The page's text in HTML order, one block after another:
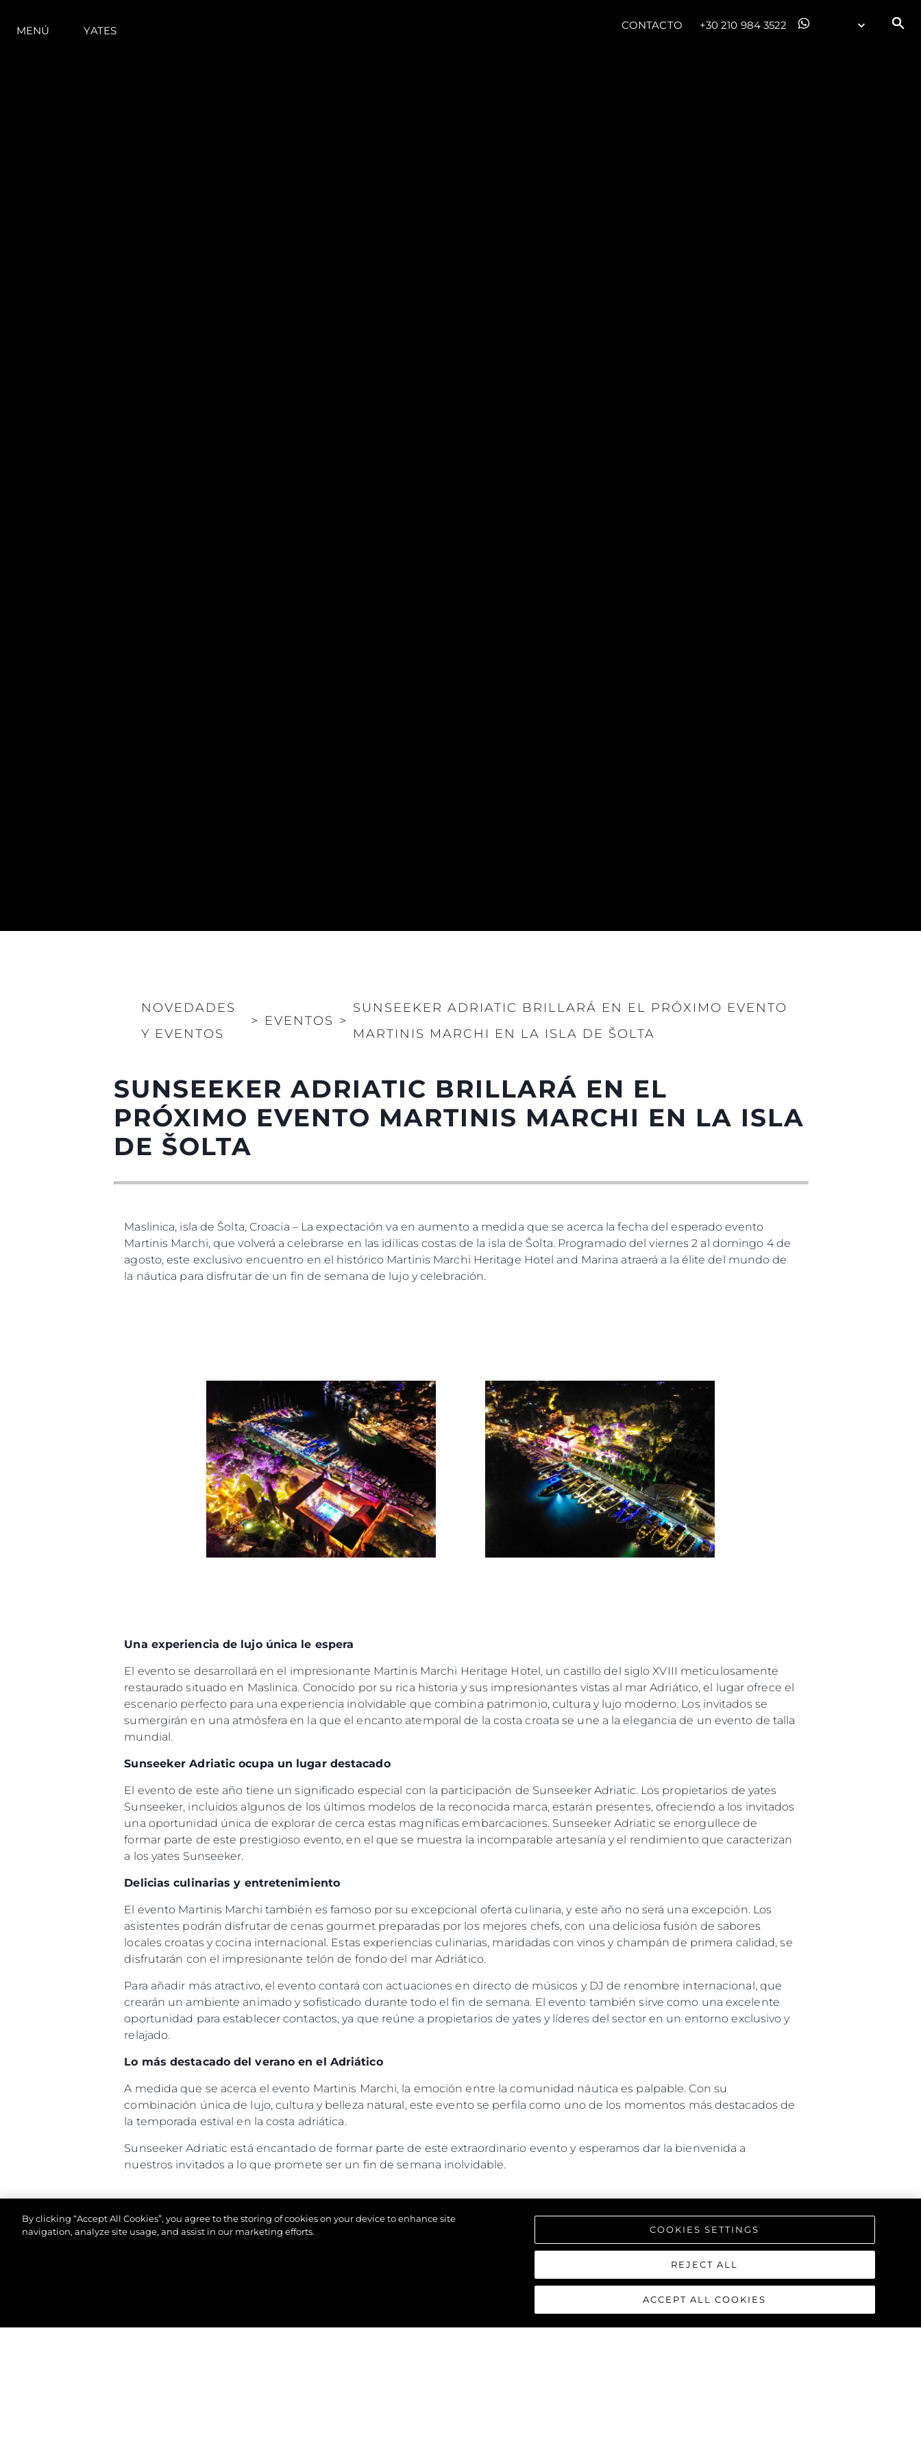
MENÚ YATES CONTACTO +30 210 984 3522
NOVEDADES
Y EVENTOS
> EVENTOS >
SUNSEEKER ADRIATIC BRILLARÁ EN EL PRÓXIMO EVENTO
MARTINIS MARCHI EN LA ISLA DE ŠOLTA
SUNSEEKER ADRIATIC BRILLARÁ EN EL
PRÓXIMO EVENTO MARTINIS MARCHI EN LA ISLA
DE ŠOLTA
Maslinica, isla de Šolta, Croacia – La expectación va en aumento a medida que se acerca la fecha del esperado evento
Martinis Marchi, que volverá a celebrarse en las idílicas costas de la isla de Šolta. Programado del viernes 2 al domingo 4 de
agosto, este exclusivo encuentro en el histórico Martinis Marchi Heritage Hotel and Marina atraerá a la élite del mundo de
la náutica para disfrutar de un fin de semana de lujo y celebración.
Una experiencia de lujo única le espera
El evento se desarrollará en el impresionante Martinis Marchi Heritage Hotel, un castillo del siglo XVIII meticulosamente
restaurado situado en Maslinica. Conocido por su rica historia y sus impresionantes vistas al mar Adriático, el lugar ofrece el
escenario perfecto para una experiencia inolvidable que combina patrimonio, cultura y lujo moderno. Los invitados se
sumergirán en una atmósfera en la que el encanto atemporal de la costa croata se une a la elegancia de un evento de talla
mundial.
Sunseeker Adriatic ocupa un lugar destacado
El evento de este año tiene un significado especial con la participación de Sunseeker Adriatic. Los propietarios de yates
Sunseeker, incluidos algunos de los últimos modelos de la reconocida marca, estarán presentes, ofreciendo a los invitados
una oportunidad única de explorar de cerca estas magníficas embarcaciones. Sunseeker Adriatic se enorgullece de
formar parte de este prestigioso evento, en el que se muestra la incomparable artesanía y el rendimiento que caracterizan
a los yates Sunseeker.
Delicias culinarias y entretenimiento
El evento Martinis Marchi también es famoso por su excepcional oferta culinaria, y este año no será una excepción. Los
asistentes podrán disfrutar de cenas gourmet preparadas por los mejores chefs, con una deliciosa fusión de sabores
locales croatas y cocina internacional. Estas experiencias culinarias, maridadas con vinos y champán de primera calidad, se
disfrutarán con el impresionante telón de fondo del mar Adriático.
Para añadir más atractivo, el evento contará con actuaciones en directo de músicos y DJ de renombre internacional, que
crearán un ambiente animado y sofisticado durante todo el fin de semana. El evento también sirve como una excelente
oportunidad para establecer contactos, ya que reúne a propietarios de yates y líderes del sector en un entorno exclusivo y
relajado.
Lo más destacado del verano en el Adriático
A medida que se acerca el evento Martinis Marchi, la emoción entre la comunidad náutica es palpable. Con su
combinación única de lujo, cultura y belleza natural, este evento se perfila como uno de los momentos más destacados de
la temporada estival en la costa adriática.
Sunseeker Adriatic está encantado de formar parte de este extraordinario evento y esperamos dar la bienvenida a
nuestros invitados a lo que promete ser un fin de semana inolvidable.
Información
Contacto
Preferencias De Cookies
Legal ¿Quiénes Somos?
Charter
Noticias
Eventos
El Equipo
Historia
Valore Su Embarcación
By clicking “Accept All Cookies”, you agree to the storing of cookies on your device to enhance site
navigation, analyze site usage, and assist in our marketing efforts.
COOKIES SETTINGS
REJECT ALL
ACCEPT ALL COOKIES